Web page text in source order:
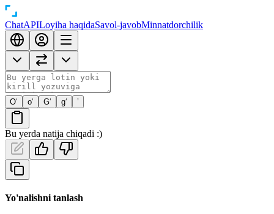
ChatAPILoyiha haqidaSavol-javobMinnatdorchilik
O‘ o‘ G‘ g‘ ’
Bu yerda natija chiqadi :)
Yo'nalishni tanlash